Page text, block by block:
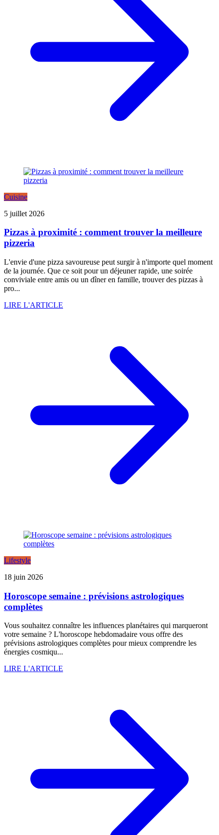
Cuisine
5 juillet 2026
Pizzas à proximité : comment trouver la meilleure
pizzeria
L'envie d'une pizza savoureuse peut surgir à n'importe quel moment
de la journée. Que ce soit pour un déjeuner rapide, une soirée
conviviale entre amis ou un dîner en famille, trouver des pizzas à
pro...
LIRE L'ARTICLE
Lifestyle
18 juin 2026
Horoscope semaine : prévisions astrologiques
complètes
Vous souhaitez connaître les influences planétaires qui marqueront
votre semaine ? L'horoscope hebdomadaire vous offre des
prévisions astrologiques complètes pour mieux comprendre les
énergies cosmiqu...
LIRE L'ARTICLE